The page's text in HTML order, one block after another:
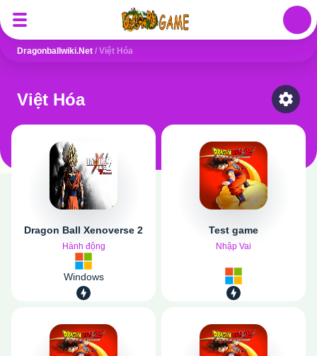
Dragonballwiki.net / Việt Hóa
Việt Hóa
Select
Dragon Ball Xenoverse 2
Hành động
Windows
Test game
Nhập Vai